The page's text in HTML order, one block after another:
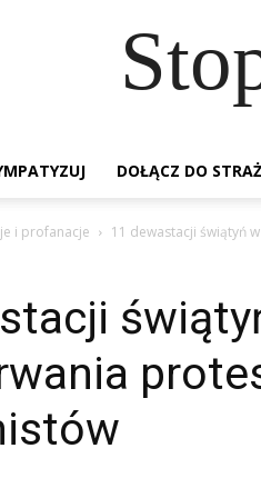
DOŁĄCZ DO
i profanacje 11 dewastacji świątyń